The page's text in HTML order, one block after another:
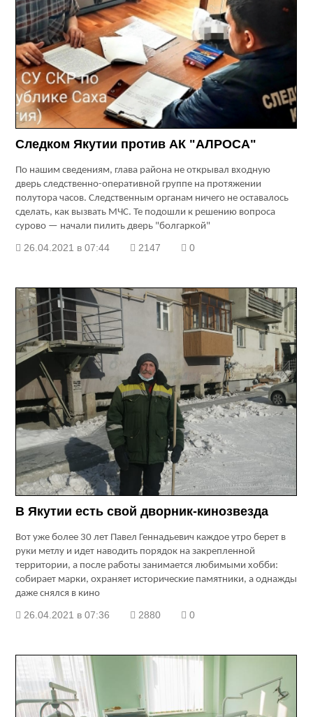
Следком Якутии против АК "АЛРОСА"
По нашим сведениям, глава района не открывал входную
дверь следственно-оперативной группе на протяжении
полутора часов. Следственным органам ничего не оставалось
сделать, как вызвать МЧС. Те подошли к решению вопроса
сурово — начали пилить дверь "болгаркой"
26.04.2021 в 07:44 2147 0
В Якутии есть свой дворник-кинозвезда
Вот уже более 30 лет Павел Геннадьевич каждое утро берет в
руки метлу и идет наводить порядок на закрепленной
территории, а после работы занимается любимыми хобби:
собирает марки, охраняет исторические памятники, а однажды
даже снялся в кино
26.04.2021 в 07:36 2880 0